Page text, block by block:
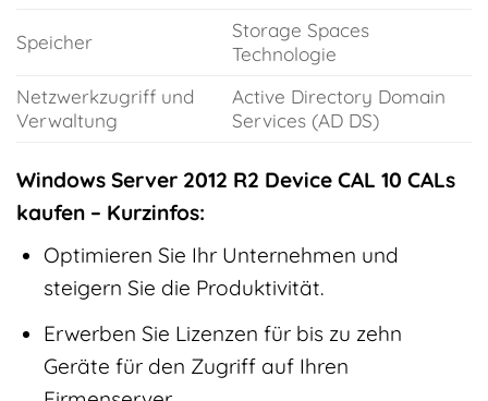
Speicher
Storage Spaces
Technologie
Netzwerkzugriff und
Verwaltung
Active Directory Domain
Services (AD DS)
Windows Server 2012 R2 Device CAL 10 CALs
kaufen – Kurzinfos:
Optimieren Sie Ihr Unternehmen und
steigern Sie die Produktivität.
Erwerben Sie Lizenzen für bis zu zehn
Geräte für den Zugriff auf Ihren